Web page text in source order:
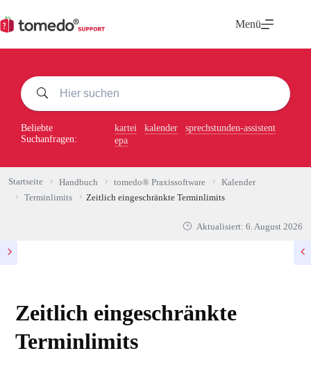
Inhalt
springen
Menü
Beliebte
Suchanfragen:
kartei kalender
sprechstunden-assistent
epa
Startseite Handbuch tomedo® Praxissoftware
Kalender
Terminlimits
Zeitlich eingeschränkte Terminlimits
Aktualisiert: 6. August 2026
Zeitlich eingeschränkte
Terminlimits